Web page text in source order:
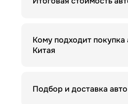
Кому подходит покупка
Китая
Подбор и доставка